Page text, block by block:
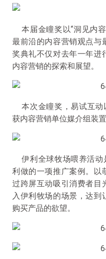
本届金瞳奖以“洞见内
最前沿的内容营销观点与
奖典礼不仅对去年一年进
内容营销的探索和展望。
本次金瞳奖，易试互动
获内容营销单位媒介组装置
伊利全球牧场喂养活
利做的一项推广案例。以
过跨屏互动吸引消费者目
入伊利牧场的场景，达到
购买产品的欲望。